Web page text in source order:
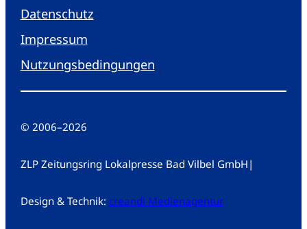
Datenschutz
Impressum
Nutzungsbedingungen
© 2006–2026
ZLP Zeitungsring Lokalpresse Bad Vilbel GmbH |
Design & Technik: creandi Medienagentur